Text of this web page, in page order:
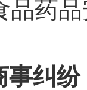
品药
事纠